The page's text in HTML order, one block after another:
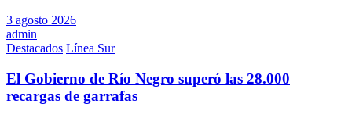
3 agosto 2026
admin
Destacados Línea Sur
El Gobierno de Río Negro superó las 28.000
recargas de garrafas